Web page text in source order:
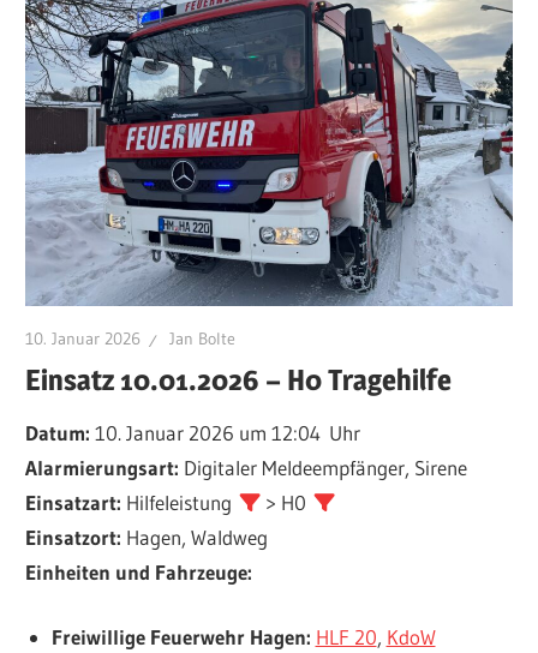
10. Januar 2026 Jan Bolte
Einsatz 10.01.2026 – H0 Tragehilfe
Datum: 10. Januar 2026 um 12:04 Uhr
Alarmierungsart: Digitaler Meldeempfänger, Sirene
Einsatzart: Hilfeleistung
> H0
Einsatzort: Hagen, Waldweg
Einheiten und Fahrzeuge:
Freiwillige Feuerwehr Hagen: HLF 20, KdoW